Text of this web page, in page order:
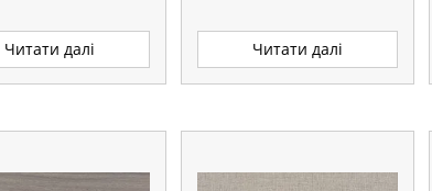
Читати далі Читати далі